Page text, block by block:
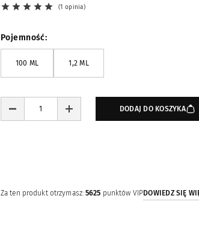
Za ten produkt otrzymasz:5625 punktów VIPDOWIEDZ SIĘ
1 opinia
Pojemność
100 ML 1,2 ML
DODAJ DO KOSZYKA